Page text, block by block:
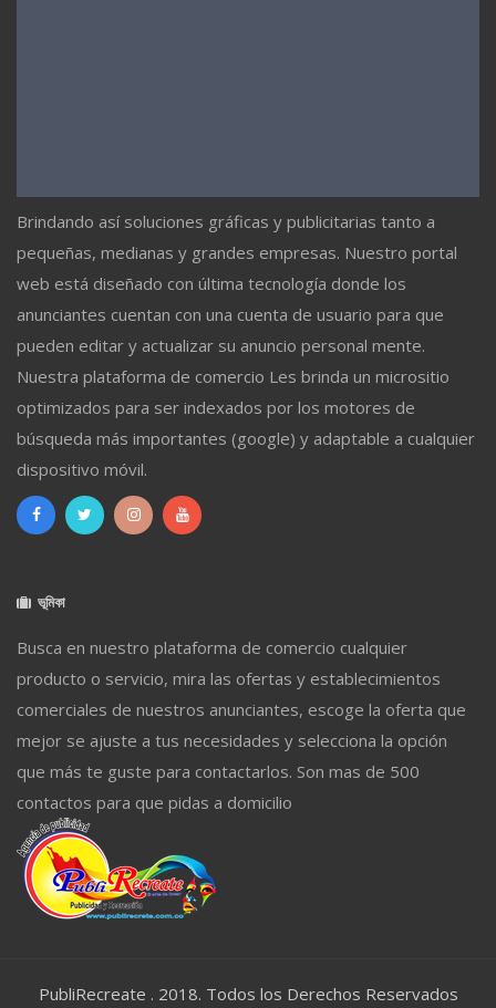
Brindando así soluciones gráficas y publicitarias tanto a
pequeñas, medianas y grandes empresas. Nuestro portal
web está diseñado con última tecnología donde los
anunciantes cuentan con una cuenta de usuario para que
pueden editar y actualizar su anuncio personal mente.
Nuestra plataforma de comercio Les brinda un micrositio
optimizados para ser indexados por los motores de
búsqueda más importantes (google) y adaptable a cualquier
dispositivo móvil.
ভূমিকা
Busca en nuestro plataforma de comercio cualquier
producto o servicio, mira las ofertas y establecimientos
comerciales de nuestros anunciantes, escoge la oferta que
mejor se ajuste a tus necesidades y selecciona la opción
que más te guste para contactarlos. Son mas de 500
contactos para que pidas a domicilio
PubliRecreate . 2018. Todos los Derechos Reservados